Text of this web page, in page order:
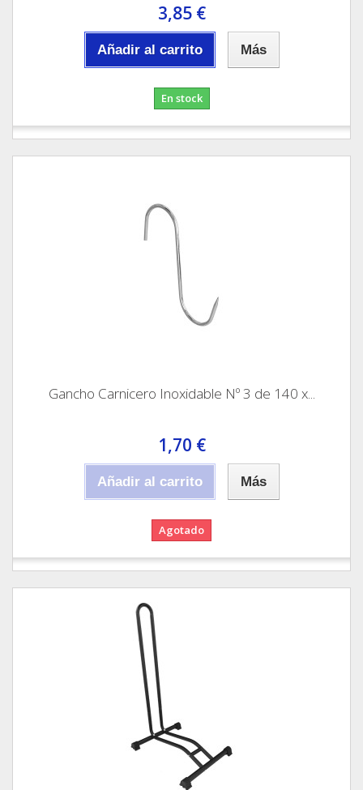
3,85 €
Añadir al carrito Más
En stock
Gancho Carnicero Inoxidable Nº 3 de 140 x...
1,70 €
Añadir al carrito Más
Agotado